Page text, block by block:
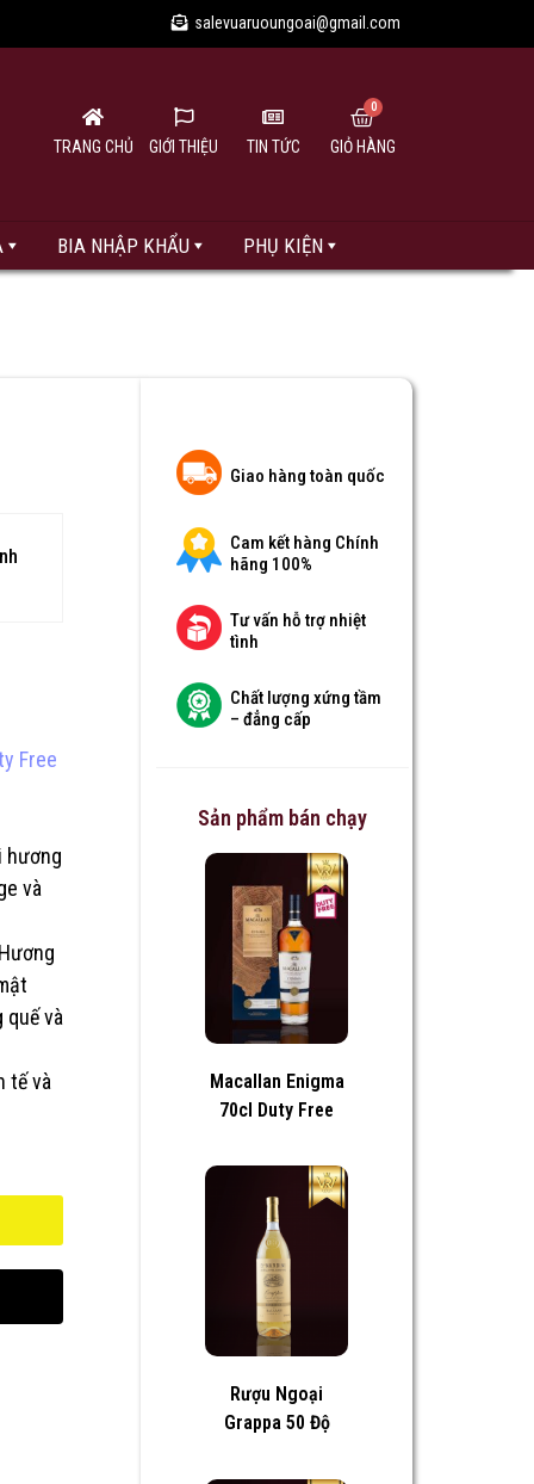
salevuaruoungoai@gmail.com
TRANG CHỦ GIỚI THIỆU TIN TỨC GIỎ HÀNG
BIA NHẬP KHẨU PHỤ KIỆN
Free
hương
và
quế và
tế và
Giao hàng toàn quốc
Cam kết hàng Chính
hãng 100%
Tư vấn hỗ trợ nhiệt
tình
Chất lượng xứng tầm
– đẳng cấp
Sản phẩm bán chạy
Macallan Enigma
70cl Duty Free
Rượu Ngoại
Grappa 50 Độ